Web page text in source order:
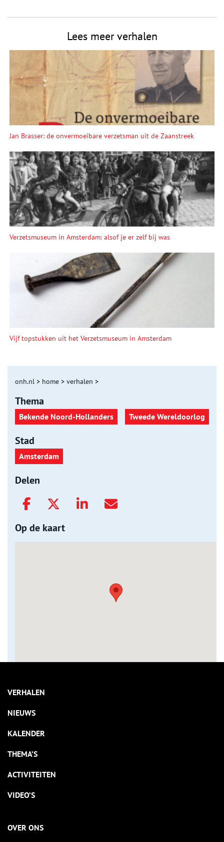
Lees meer verhalen
Jan Brasser: de onvermoeibare verzetsman uit de Zaanstreek
Verzetsmuseum in Amsterdam: alsof je er zelf bij was
Vijf topstukken uit het Verzetsmuseum in Amsterdam
onh.nl > home > verhalen >
Thema
Bekende Noord-Hollanders Tweede Wereldoorlog
Stad
Amsterdam
Delen
Op de kaart
VERHALEN
NIEUWS
KALENDER
THEMA’S
ACTIVITEITEN
VIDEO’S
OVER ONS